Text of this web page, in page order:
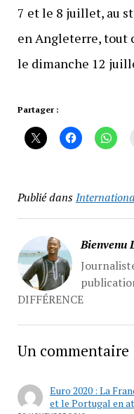
7 et le 8 juillet, au
en Angleterre, tout
le dimanche 12
Partager :
Publié dans
Bienvenu
DIFFÉRENCE
Un commentaire
Euro 2020 : La
et le Portugal en